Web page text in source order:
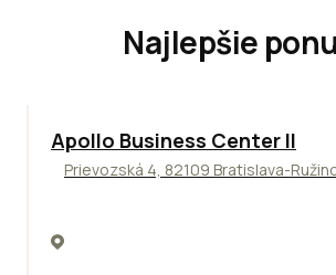
Najlepšie
TOP NOVINKA ODPORÚČAME
Apollo Business Center II
Prievozská 4, 82109 Bratislava-